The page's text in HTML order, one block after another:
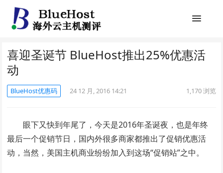
喜迎圣诞节 BlueHost推出25%优惠活
动
BlueHost优惠码 24 12 月, 2016 14:21 1,170浏览
眼下又快到年尾了，今天是2016年圣诞夜，也是年终
最后一个促销节日，国内外很多商家都推出了促销优惠活
动，当然，美国主机商业纷纷加入到这场“促销站”之中。